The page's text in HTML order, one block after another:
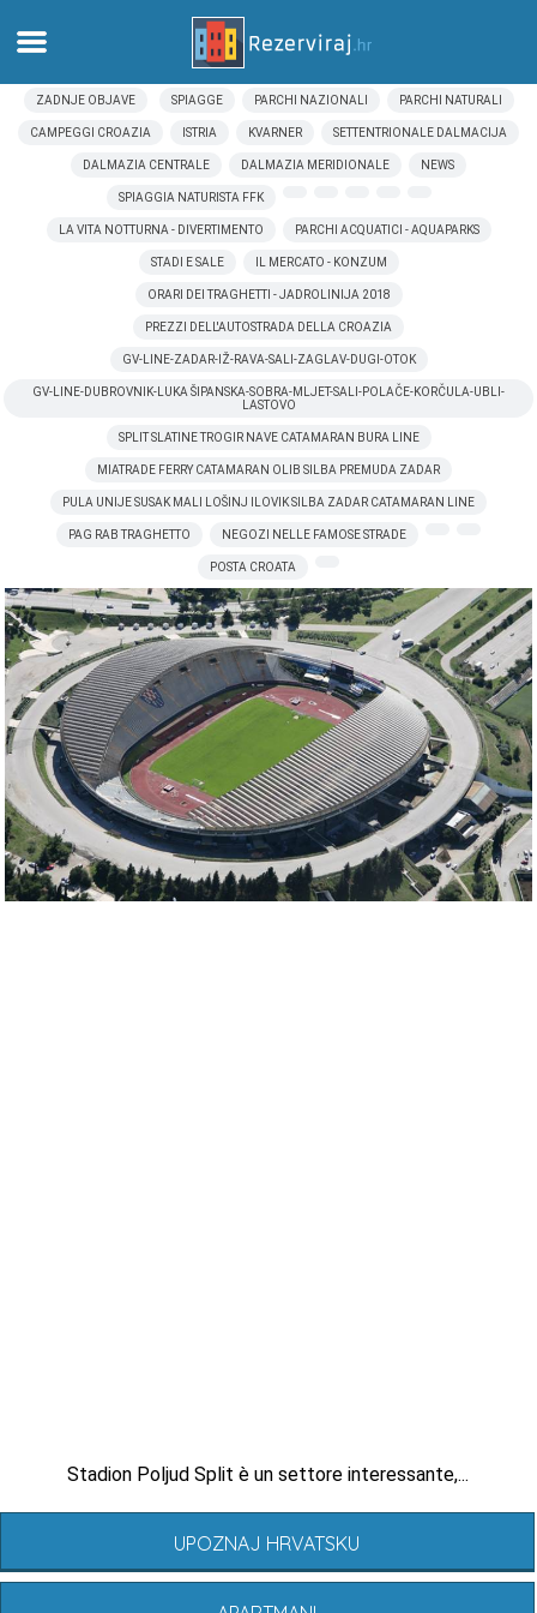
Casa
Appartamenti
Informazioni turistiche
Incontra Croazia
musei
ZADNJE OBJAVE SPIAGGE PARCHI NAZIONALI PARCHI NATURALI
CAMPEGGI CROAZIA ISTRIA KVARNER SETTENTRIONALE DALMACIJA
DALMAZIA CENTRALE DALMAZIA MERIDIONALE NEWS
SPIAGGIA NATURISTA FFK
LA VITA NOTTURNA - DIVERTIMENTO PARCHI ACQUATICI - AQUAPARKS
STADI E SALE IL MERCATO - KONZUM
ORARI DEI TRAGHETTI - JADROLINIJA 2018
PREZZI DELL'AUTOSTRADA DELLA CROAZIA
GV-LINE-ZADAR-IŽ-RAVA-SALI-ZAGLAV-DUGI-OTOK
GV-LINE-DUBROVNIK-LUKA ŠIPANSKA-SOBRA-MLJET-SALI-POLAČE-KORČULA-UBLI-
LASTOVO
SPLIT SLATINE TROGIR NAVE CATAMARAN BURA LINE
MIATRADE FERRY CATAMARAN OLIB SILBA PREMUDA ZADAR
PULA UNIJE SUSAK MALI LOŠINJ ILOVIK SILBA ZADAR CATAMARAN LINE
PAG RAB TRAGHETTO NEGOZI NELLE FAMOSE STRADE
POSTA CROATA
Stadion Poljud Split è un settore interessante,...
UPOZNAJ HRVATSKU